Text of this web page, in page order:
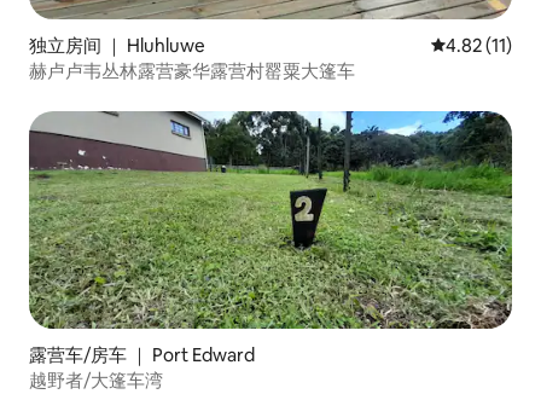
独立房间 ｜ Hluhluwe 平均评分
4.82 (11)
赫卢卢韦丛林露营豪华露营村罂粟大篷车
露营车/房车 ｜ Port Edward
越野者/大篷车湾